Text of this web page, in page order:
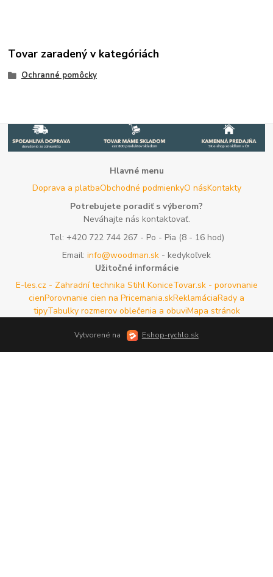
Tovar zaradený v kategóriách
Ochranné pomôcky
Hlavné menu
Doprava a platbaObchodné podmienkyO násKontakty
Potrebujete poradiť s výberom?
Neváhajte nás kontaktovať.
Tel: +420 722 744 267- Po - Pia (8 - 16 hod)
Email: info@woodman.sk - kedykoľvek
Užitočné informácie
E-les.cz - Zahradní technika Stihl KoniceTovar.sk - porovnanie
cienPorovnanie cien na Pricemania.skReklamáciaRady a
tipyTabulky rozmerov oblečenia a obuviMapa stránok
Vytvorené na Eshop-rychlo.sk